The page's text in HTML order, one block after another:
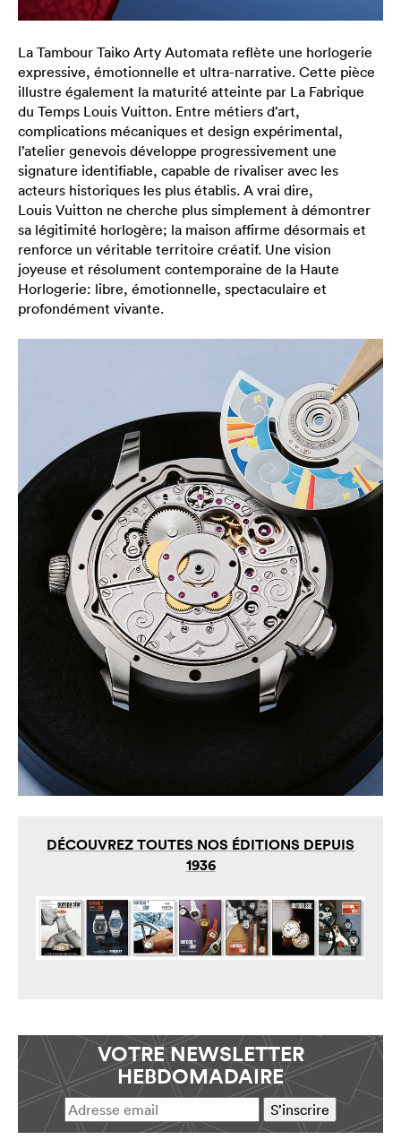
La Tambour Taiko Arty Automata reflète une horlogerie
expressive, émotionnelle et ultra-narrative. Cette pièce
illustre également la maturité atteinte par La Fabrique
du Temps Louis Vuitton. Entre métiers d’art,
complications mécaniques et design expérimental,
l’atelier genevois développe progressivement une
signature identifiable, capable de rivaliser avec les
acteurs historiques les plus établis. A vrai dire,
Louis Vuitton ne cherche plus simplement à démontrer
sa légitimité horlogère; la maison affirme désormais et
renforce un véritable territoire créatif. Une vision
joyeuse et résolument contemporaine de la Haute
Horlogerie: libre, émotionnelle, spectaculaire et
profondément vivante.
DÉCOUVREZ TOUTES NOS ÉDITIONS DEPUIS
1936
VOTRE NEWSLETTER
HEBDOMADAIRE